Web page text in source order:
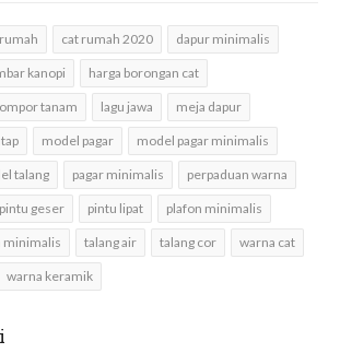
cat rumah 2020 dapur minimalis
kanopi harga borongan cat
tanam lagu jawa meja dapur
model pagar model pagar minimalis
talang pagar minimalis perpaduan warna
pintu geser pintu lipat plafon minimalis
minimalis talang air talang cor warna cat
warna keramik